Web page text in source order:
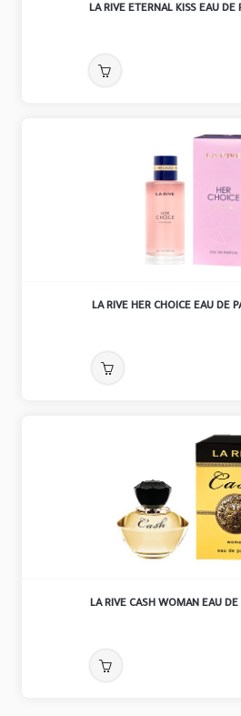
LA RIVE ETERNAL KISS EAU
LA RIVE HER CHOICE EAU DE
LA RIVE CASH WOMAN EAU